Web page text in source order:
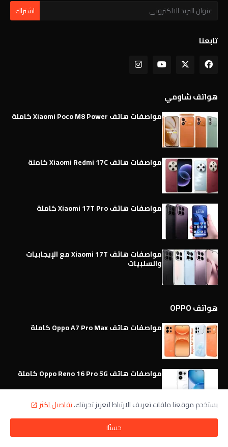
تابعنا
هواتف شاومي
مواصفات هاتف Xiaomi Poco M8 Power كاملة
مواصفات هاتف Xiaomi Redmi 17C كاملة
مواصفات هاتف Xiaomi 17T Pro كاملة
مواصفات هاتف Xiaomi 17T مع الإيجابيات
والسلبيات
هواتف OPPO
مواصفات هاتف Oppo A7 Pro Max كاملة
مواصفات هاتف Oppo Reno 16 Pro 5G كاملة
مواصفات وميزات هاتف Oppo Reno 16 5G
يستخدم موقعنا ملفات تعريف الارتباط لتعزيز تجربتك.تفاصيل اكثر
حسنًا!